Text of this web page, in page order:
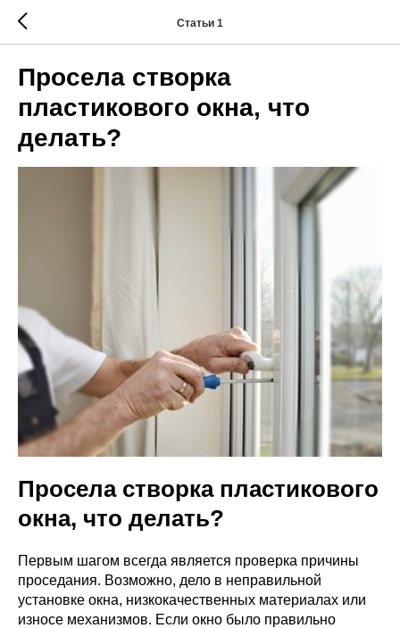
Статьи 1
Просела створка
пластикового окна, что
делать?
Просела створка пластикового
окна, что делать?
Первым шагом всегда является проверка причины
проседания. Возможно, дело в неправильной
установке окна, низкокачественных материалах или
износе механизмов. Если окно было правильно